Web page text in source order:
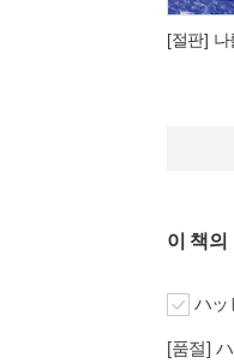
[절판]
이 책의
ハッ
[품절]